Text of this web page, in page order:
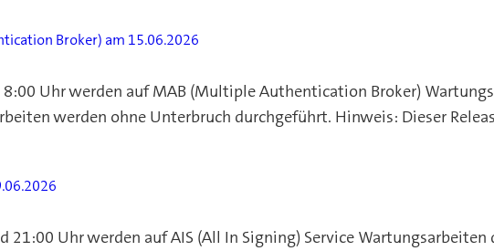
Broker) am 15.06.2026
Uhr werden auf MAB (Multiple Authentication Broker)
werden ohne Unterbruch durchgeführt. Hinweis: Dieser
21:00 Uhr werden auf AIS (All In Signing) Service